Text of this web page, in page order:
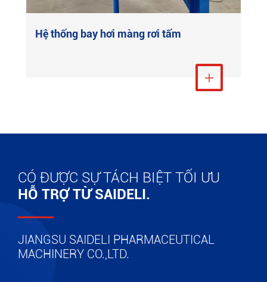
Hệ thống bay hơi màng rơi tấm
Xem thêm

CÓ ĐƯỢC SỰ TÁCH BIỆT TỐI ƯU
HỖ TRỢ TỪ SAIDELI.
JIANGSU SAIDELI PHARMACEUTICAL
MACHINERY CO.,LTD.